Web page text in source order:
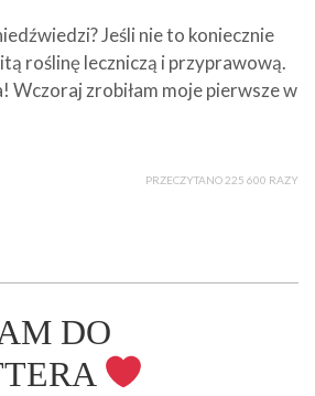
Jeśli nie to koniecznie
roślinę leczniczą i przyprawową.
Wczoraj zrobiłam moje pierwsze w
PRZECZYTANO 225 600 RAZY
DO